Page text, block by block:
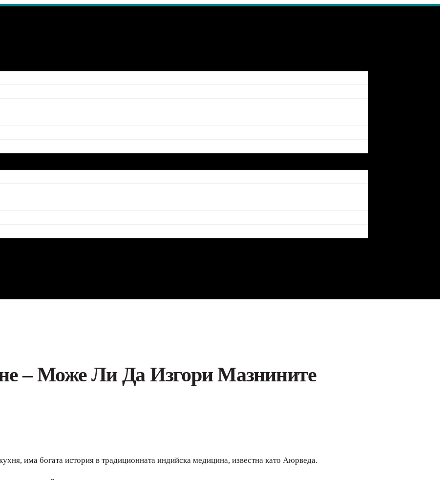
– Може Ли Да Изгори Мазнините
има богата история в традиционната индийска медицина, известна като Аюрведа.